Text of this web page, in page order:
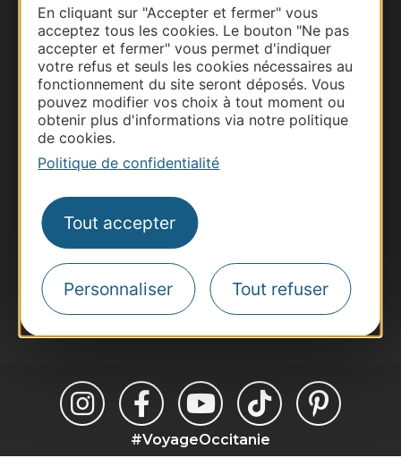
En cliquant sur "Accepter et fermer" vous
acceptez tous les cookies. Le bouton "Ne pas
accepter et fermer" vous permet d'indiquer
votre refus et seuls les cookies nécessaires au
fonctionnement du site seront déposés. Vous
pouvez modifier vos choix à tout moment ou
obtenir plus d'informations via notre politique
de cookies.
Politique de confidentialité
Tout accepter
Personnaliser Tout refuser
Thermalisme
Business/Mice
Pros d'Occitanie
Site presse et d'influence
Destination Sport
Inscrivez-vous à la lettre d'information
Destination Occitanie pour recevoir des
suggestions de séjours, de visites et de sorties.
Je m'abonne
#VoyageOccitanie